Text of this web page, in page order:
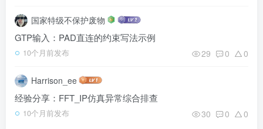
国家特级不保护废物
GTP输入：PAD直连的约束写法示例
10个月前发布 29 0 0
Harrison_ee
经验分享：FFT_IP仿真异常综合排查
10个月前发布 30 0 0